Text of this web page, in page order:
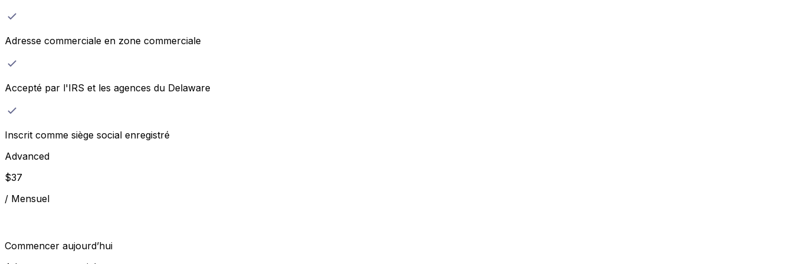
Adresse commerciale en zone commerciale
Accepté par l'IRS et les agences du Delaware
Inscrit comme siège social enregistré
Advanced
$37
/ Mensuel
Commencer aujourd’hui